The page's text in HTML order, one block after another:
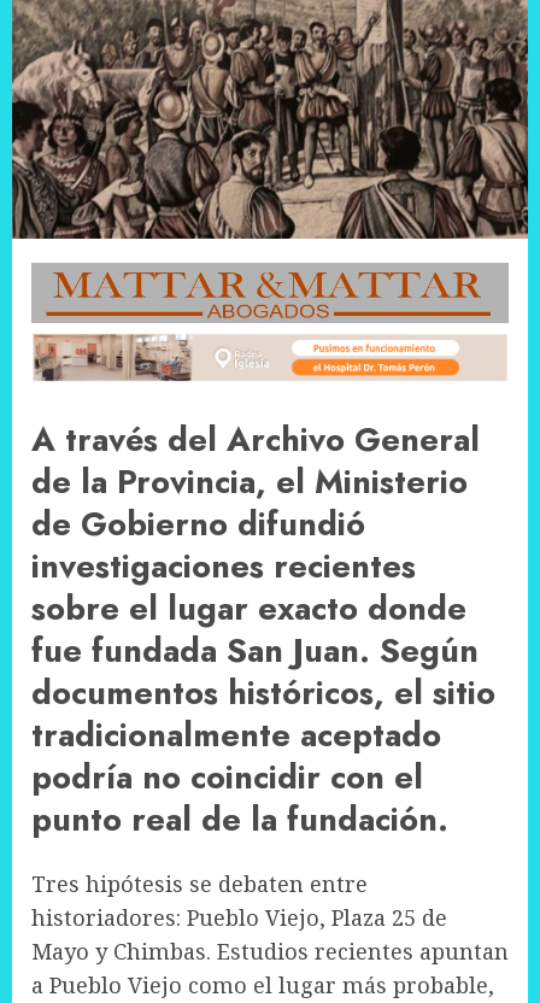
A través del Archivo General
de la Provincia, el Ministerio
de Gobierno difundió
investigaciones recientes
sobre el lugar exacto donde
fue fundada San Juan. Según
documentos históricos, el sitio
tradicionalmente aceptado
podría no coincidir con el
punto real de la fundación.
Tres hipótesis se debaten entre
historiadores: Pueblo Viejo, Plaza 25 de
Mayo y Chimbas. Estudios recientes apuntan
a Pueblo Viejo como el lugar más probable,